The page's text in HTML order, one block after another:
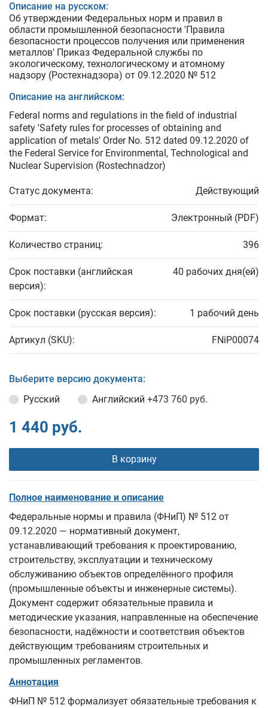
Описание на русском:
Об утверждении Федеральных норм и правил в
области промышленной безопасности 'Правила
безопасности процессов получения или применения
металлов' Приказ Федеральной службы по
экологическому, технологическому и атомному
надзору (Ростехнадзора) от 09.12.2020 № 512
Описание на английском:
Federal norms and regulations in the field of industrial
safety 'Safety rules for processes of obtaining and
application of metals' Order No. 512 dated 09.12.2020 of
the Federal Service for Environmental, Technological and
Nuclear Supervision (Rostechnadzor)
Статус документа: Действующий
Формат: Электронный (PDF)
Количество страниц: 396
Срок поставки (английская
версия):
40 рабочих дня(ей)
Срок поставки (русская версия): 1 рабочий день
Артикул (SKU): FNiP00074
Выберите версию документа:
Русский
Английский +473 760 руб.
1 440 руб.
В корзину
Полное наименование и описание
Федеральные нормы и правила (ФНиП) № 512 от
09.12.2020 — нормативный документ,
устанавливающий требования к проектированию,
строительству, эксплуатации и техническому
обслуживанию объектов определённого профиля
(промышленные объекты и инженерные системы).
Документ содержит обязательные правила и
методические указания, направленные на обеспечение
безопасности, надёжности и соответствия объектов
действующим требованиям строительных и
промышленных регламентов.
Аннотация
ФНиП № 512 формализует обязательные требования к